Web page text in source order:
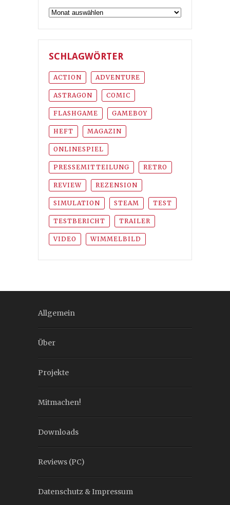
Archiv
SCHLAGWÖRTER
ACTION ADVENTURE
ASTRAGON COMIC
FLASHGAME GAMEBOY
HEFT MAGAZIN
ONLINESPIEL
PRESSEMITTEILUNG RETRO
REVIEW REZENSION
SIMULATION STEAM TEST
TESTBERICHT TRAILER
VIDEO WIMMELBILD
Allgemein
Über
Projekte
Mitmachen!
Downloads
Reviews (PC)
Datenschutz & Impressum